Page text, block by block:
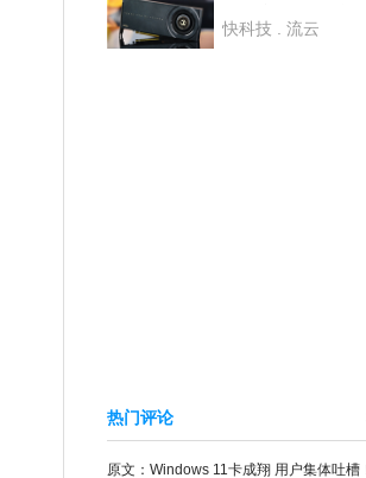
AI降本神器
快科技 . 流云
热门评论
原文：Windows 11卡成翔 用户集体吐槽